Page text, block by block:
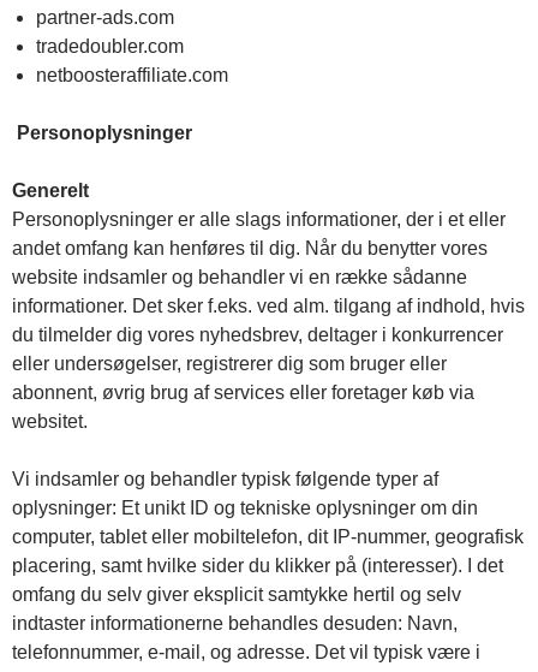
partner-ads.com
tradedoubler.com
netboosteraffiliate.com
Personoplysninger
Generelt
Personoplysninger er alle slags informationer, der i et eller
andet omfang kan henføres til dig. Når du benytter vores
website indsamler og behandler vi en række sådanne
informationer. Det sker f.eks. ved alm. tilgang af indhold, hvis
du tilmelder dig vores nyhedsbrev, deltager i konkurrencer
eller undersøgelser, registrerer dig som bruger eller
abonnent, øvrig brug af services eller foretager køb via
websitet.
Vi indsamler og behandler typisk følgende typer af
oplysninger: Et unikt ID og tekniske oplysninger om din
computer, tablet eller mobiltelefon, dit IP-nummer, geografisk
placering, samt hvilke sider du klikker på (interesser). I det
omfang du selv giver eksplicit samtykke hertil og selv
indtaster informationerne behandles desuden: Navn,
telefonnummer, e-mail, og adresse. Det vil typisk være i